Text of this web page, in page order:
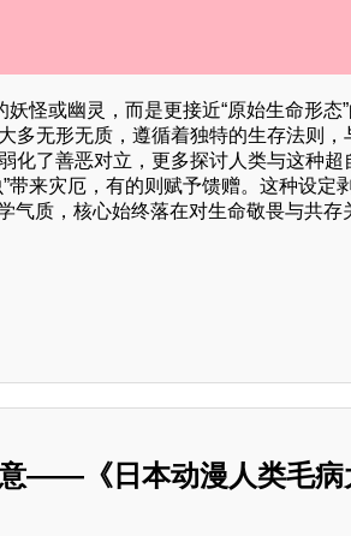
妖怪或幽灵，而是更接近“原始生命形态
多无形无质，遵循着独特的生存法则，
化了善恶对立，更多探讨人类与这种超
来灾厄，有的则赋予馈赠。这种设定
气质，核心始终落在对生命敬畏与共存
——《日本动漫人类毛病